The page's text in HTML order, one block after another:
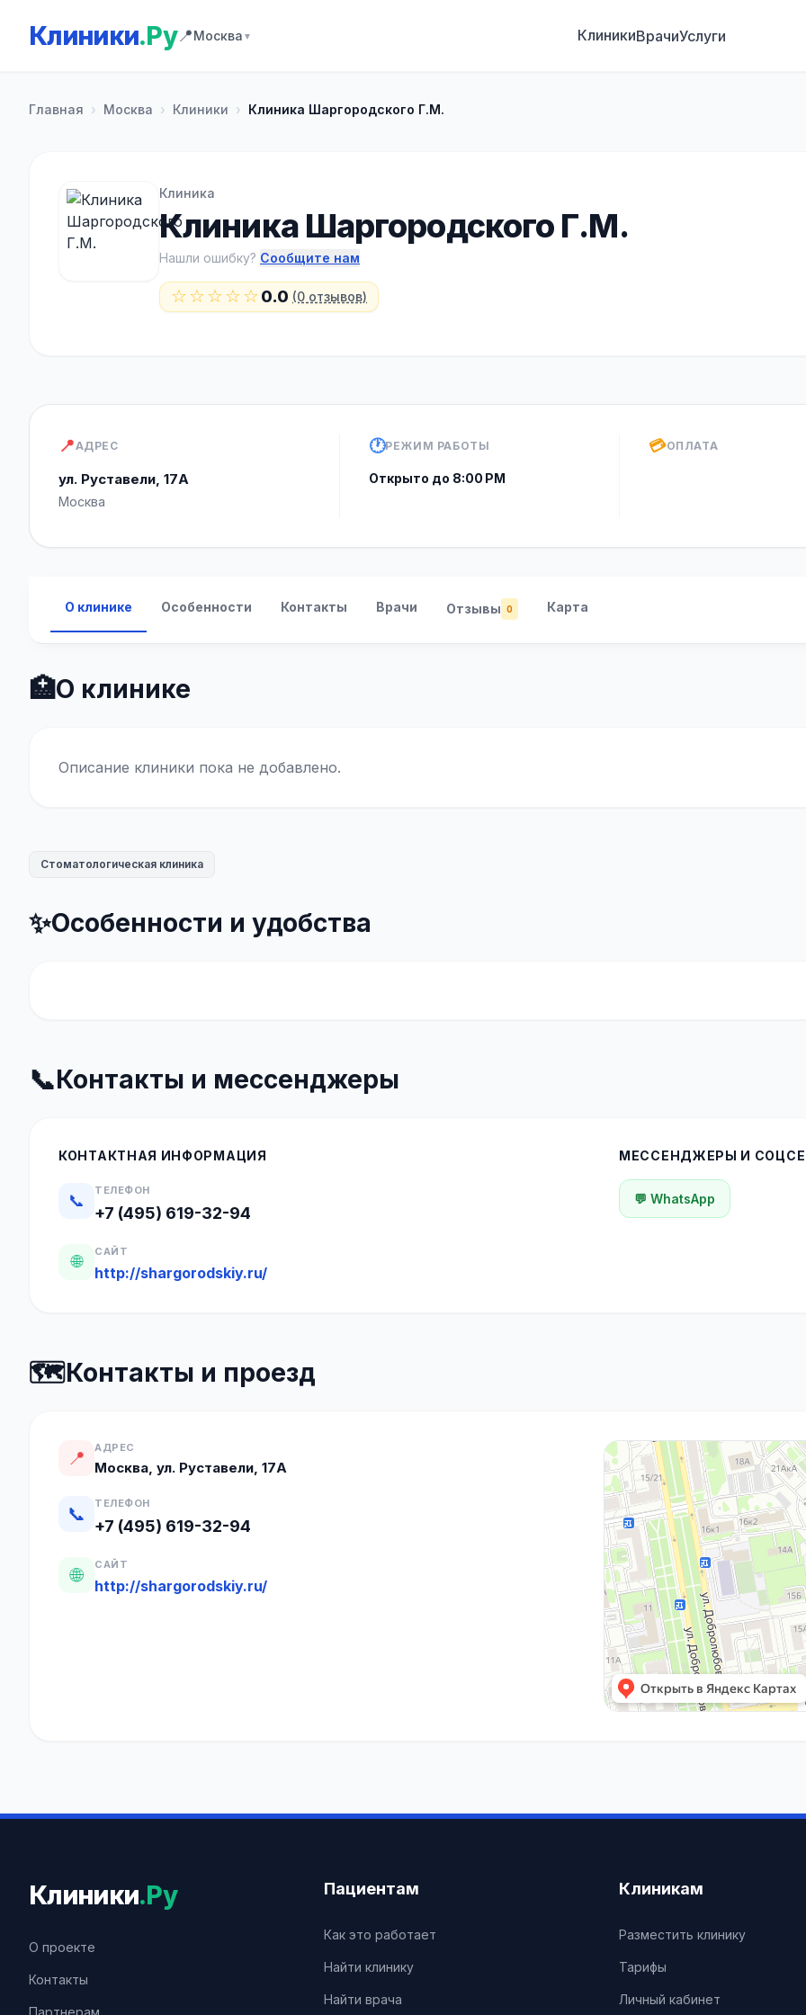
Клиники.Ру📍Москва ▼ КлиникиВрачиУслуги
Главная › Москва › Клиники › Клиника Шаргородского Г.М.
Клиника
Клиника Шаргородского Г.М.
Нашли ошибку? Сообщите нам
☆☆☆☆☆0.0 (0 отзывов)
📍АДРЕС
ул. Руставели, 17А
Москва
🕐РЕЖИМ РАБОТЫ
Открыто до 8:00 PM
💳ОПЛАТА
О клинике Особенности Контакты Врачи Отзывы 0 Карта
🏥О клинике
Описание клиники пока не добавлено.
Стоматологическая клиника
✨Особенности и удобства
📞Контакты и мессенджеры
КОНТАКТНАЯ ИНФОРМАЦИЯ
📞
ТЕЛЕФОН
+7 (495) 619-32-94
🌐
САЙТ
http://shargorodskiy.ru/
МЕССЕНДЖЕРЫ И
💬 WhatsApp
🗺️Контакты и проезд
📍 АДРЕС
Москва, ул. Руставели, 17А
📞 ТЕЛЕФОН
+7 (495) 619-32-94
🌐 САЙТ
http://shargorodskiy.ru/
Клиники.Ру
О проекте
Контакты
Партнерам
Пациентам
Как это работает
Найти клинику
Найти врача
Клиникам
Разместить клинику
Тарифы
Личный кабинет